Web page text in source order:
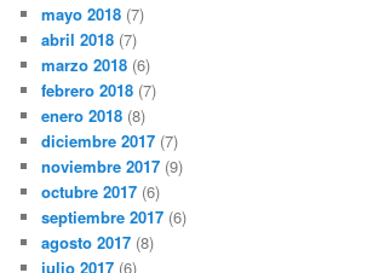
mayo 2018 (7)
abril 2018 (7)
marzo 2018 (6)
febrero 2018 (7)
enero 2018 (8)
diciembre 2017 (7)
noviembre 2017 (9)
octubre 2017 (6)
septiembre 2017 (6)
agosto 2017 (8)
julio 2017 (6)